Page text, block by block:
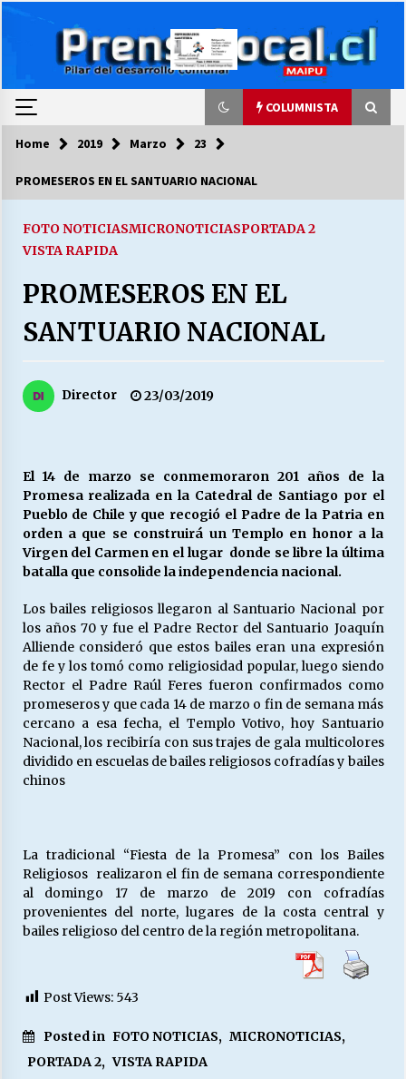
COLUMNISTA
COLUMNISTA
cuándo van a bajar?
LA DC POR SIEMPRE.RECORDANDO 69 AÑOS DE
HISTORIA
28/07/2026
CUMPLEAÑOS 69
LABORAL:
13/07/2026
Escuela hospitalaria El Carmen de Maipu.
25/06/2026
¿Qué habrían dicho?
23/06/2026
VOLVER A SER ALTERNATIVA
16/06/2026
Releyendo la Rerum Novarum a 135 años. “La
cuestión social hoy”.
16/05/2026
S.O.S. a los ricos, Save Our Souls (Salvar
¿Asesores con doble sueldo?
18/04/2026
Home 2019 Marzo 23
PROMESEROS EN EL SANTUARIO NACIONAL
FOTO NOTICIASMICRONOTICIASPORTADA 2
VISTA RAPIDA
PROMESEROS EN EL
SANTUARIO NACIONAL
Director 23/03/2019
El 14 de marzo se conmemoraron 201 años de la
Promesa realizada en la Catedral de Santiago por el
Pueblo de Chile y que recogió el Padre de la Patria en
orden a que se construirá un Templo en honor a la
Virgen del Carmen en el lugar donde se libre la última
batalla que consolide la independencia nacional.
Los bailes religiosos llegaron al Santuario Nacional por
los años 70 y fue el Padre Rector del Santuario Joaquín
Alliende consideró que estos bailes eran una expresión
de fe y los tomó como religiosidad popular, luego siendo
Rector el Padre Raúl Feres fueron confirmados como
promeseros y que cada 14 de marzo o fin de semana más
cercano a esa fecha, el Templo Votivo, hoy Santuario
Nacional, los recibiría con sus trajes de gala multicolores
dividido en escuelas de bailes religiosos cofradías y bailes
chinos
La tradicional “Fiesta de la Promesa” con los Bailes
Religiosos realizaron el fin de semana correspondiente
al domingo 17 de marzo de 2019 con cofradías
provenientes del norte, lugares de la costa central y
bailes religioso del centro de la región metropolitana.
Post Views: 543
Posted in FOTO NOTICIAS, MICRONOTICIAS,
PORTADA 2, VISTA RAPIDA